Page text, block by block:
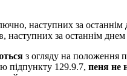
наступних за
наступних за останнім
з огляду на положення
підпункту 129.9.7, пеня не